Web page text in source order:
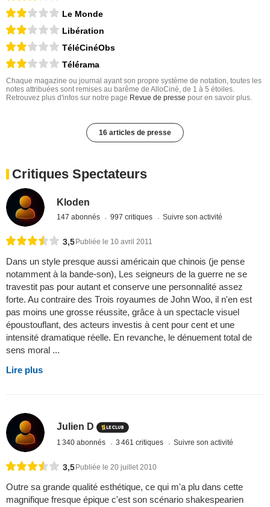
Le Monde
Libération
TéléCinéObs
Télérama
Chaque magazine ou journal ayant son propre système de notation, toutes les
notes attribuées sont remises au barême de AlloCiné, de 1 à 5 étoiles.
Retrouvez plus d'infos sur notre page Revue de presse pour en savoir plus.
16 articles de presse
Critiques Spectateurs
Kloden
147 abonnés 997 critiques Suivre son activité
3,5 Publiée le 10 avril 2011
Dans un style presque aussi américain que chinois (je pense
notamment à la bande-son), Les seigneurs de la guerre ne se
travestit pas pour autant et conserve une personnalité assez
forte. Au contraire des Trois royaumes de John Woo, il n'en est
pas moins une grosse réussite, grâce à un spectacle visuel
époustouflant, des acteurs investis à cent pour cent et une
intensité dramatique réelle. En revanche, le dénuement total de
sens moral ...
Lire plus
Julien D
1 340 abonnés 3 461 critiques Suivre son activité
3,5Publiée le 20 juillet 2010
Outre sa grande qualité esthétique, ce qui m'a plu dans cette
magnifique fresque épique c'est son scénario shakespearien